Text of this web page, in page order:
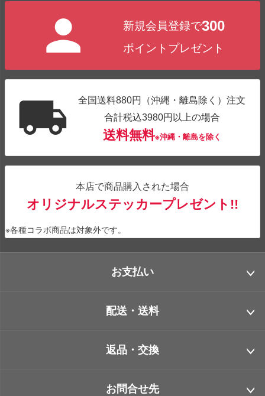
新規会員登録で300
ポイントプレゼント
全国送料880円（沖縄・離島除く）注文
合計税込3980円以上の場合
送料無料※沖縄・離島を除く
本店で商品購入された場合
オリジナルステッカープレゼント!!
※各種コラボ商品は対象外です。
お支払い
配送・送料
返品・交換
お問合せ先